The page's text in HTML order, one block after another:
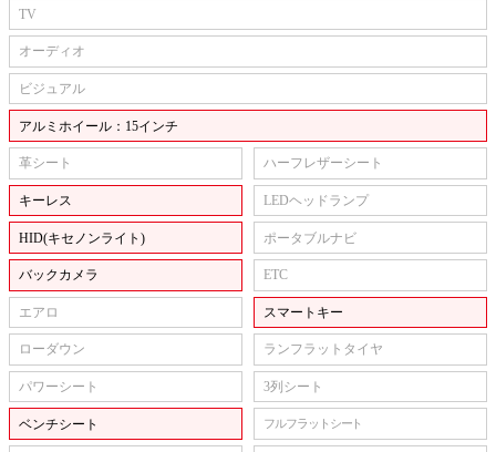
TV
オーディオ
ビジュアル
アルミホイール：15インチ
革シート ハーフレザーシート
キーレス LEDヘッドランプ
HID(キセノンライト) ポータブルナビ
バックカメラ ETC
エアロ スマートキー
ローダウン ランフラットタイヤ
パワーシート 3列シート
ベンチシート フルフラットシート